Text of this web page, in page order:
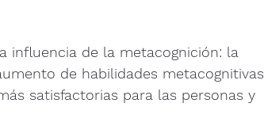
influencia de la metacognición: la
de habilidades metacognitivas
satisfactorias para las personas y